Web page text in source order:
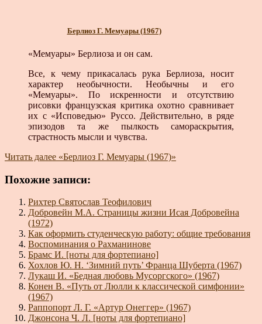
Берлиоз Г. Мемуары (1967)
«Мемуары» Берлиоза и он сам.
Все, к чему прикасалась рука Берлиоза, носит
характер необычности. Необычны и его
«Мемуары». По искренности и отсутствию
рисовки французская критика охотно сравнивает
их с «Исповедью» Руссо. Действительно, в ряде
эпизодов та же пылкость самораскрытия,
страстность мысли и чувства.
Читать далее «Берлиоз Г. Мемуары (1967)»
Похожие записи:
Рихтер Святослав Теофилович
Добровейн М.А. Страницы жизни Исая Добровейна
(1972)
Как оформить студенческую работу: общие требования
Воспоминания о Рахманинове
Брамс И. [ноты для фортепиано]
Хохлов Ю. Н. ‘Зимний путь’ Франца Шуберта (1967)
Лукаш И. «Бедная любовь Мусоргского» (1967)
Конен В. «Путь от Люлли к классической симфонии»
(1967)
Раппопорт Л. Г. «Артур Онеггер» (1967)
Джонсона Ч. Л. [ноты для фортепиано]